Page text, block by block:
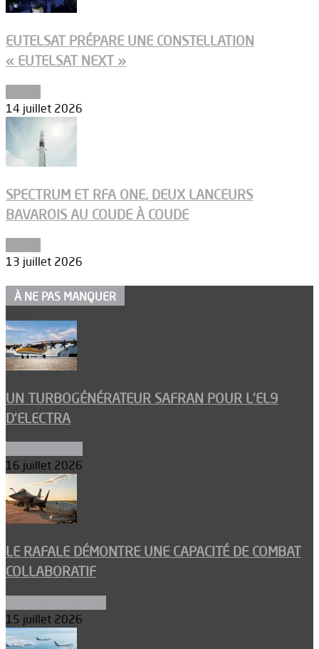
EUTELSAT PRÉPARE UNE CONSTELLATION
« EUTELSAT NEXT »
14 juillet 2026
SPECTRUM ET RFA ONE, DEUX LANCEURS
BAVAROIS AU COUDE À COUDE
13 juillet 2026
À NE PAS MANQUER
UN TURBOGÉNÉRATEUR SAFRAN POUR L’EL9
D’ELECTRA
16 juillet 2026
LE RAFALE DÉMONTRE UNE CAPACITÉ DE COMBAT
COLLABORATIF
15 juillet 2026